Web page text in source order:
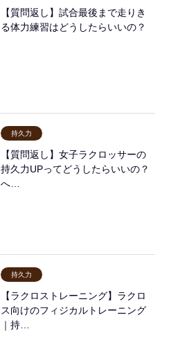
【質問返し】試合最後まで走りき
る体力練習はどうしたらいいの？
持久力
【質問返し】女子ラクロッサーの
持久力UPってどうしたらいいの？
へ…
持久力
【ラクロストレーニング】ラクロ
ス向けのフィジカルトレーニング
｜持…